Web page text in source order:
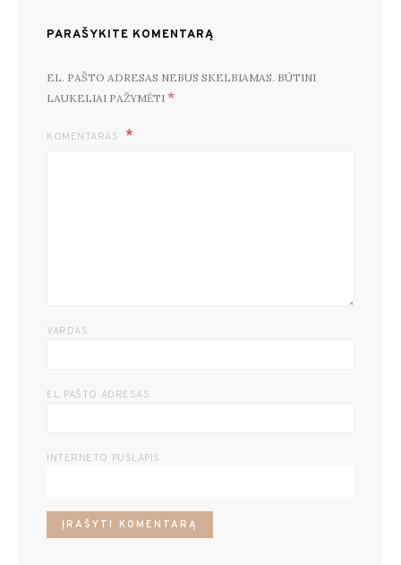
PARAŠYKITE KOMENTARĄ
EL. PAŠTO ADRESAS NEBUS SKELBIAMAS. BŪTINI
LAUKELIAI PAŽYMĖTI *
KOMENTARAS
VARDAS
EL. PAŠTO ADRESAS
INTERNETO PUSLAPIS